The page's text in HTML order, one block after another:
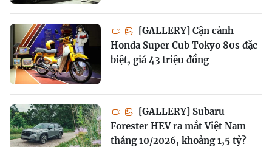
[GALLERY] Cận cảnh
Honda Super Cub Tokyo 80s đặc
biệt, giá 43 triệu đồng
[GALLERY] Subaru
Forester HEV ra mắt Việt Nam
tháng 10/2026, khoảng 1,5 tỷ?